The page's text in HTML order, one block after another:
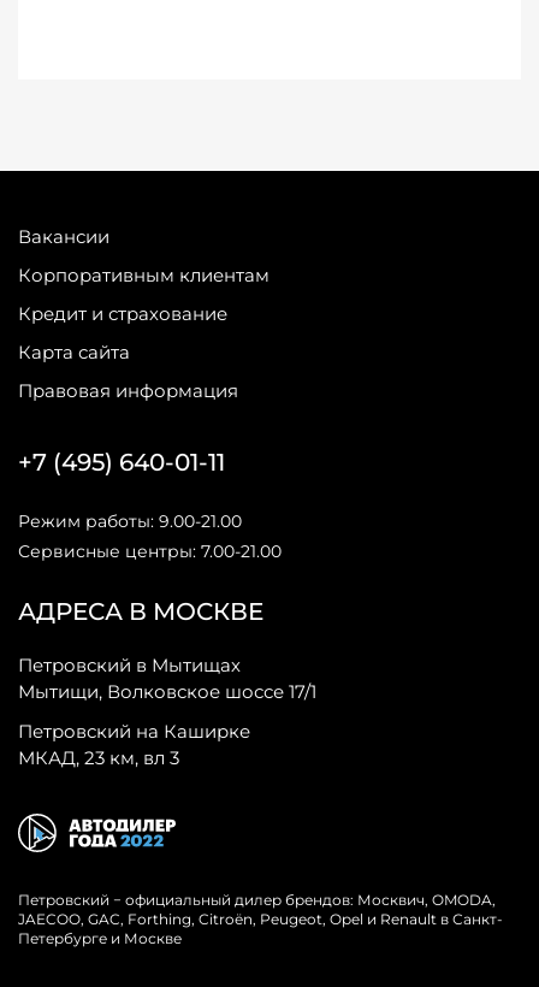
Вакансии
Корпоративным клиентам
Кредит и страхование
Карта сайта
Правовая информация
АДРЕСА В МОСКВЕ
Петровский в Мытищах
Мытищи, Волковское шоссе 17/1
Петровский на Каширке
МКАД, 23 км, вл 3
+7 (495) 640-01-11
Режим работы: 9.00-21.00
Сервисные центры: 7.00-21.00
Петровский − официальный дилер брендов: Москвич, OMODA,
JAECOO, GAC, Forthing, Citroёn, Peugeot, Opel и Renault в Санкт-
Петербурге и Москве